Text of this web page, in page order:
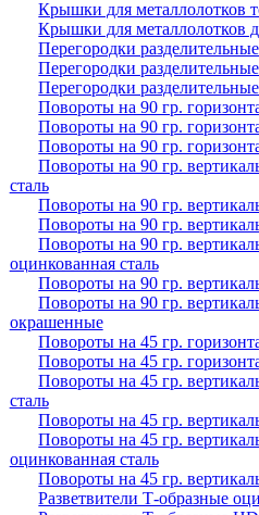
Крышки для металлолотков
Крышки для металлолотков
Перегородки
Перегородки
Перегородки
Повороты на 90 гр.
Повороты на 90 гр.
Повороты на 90 гр.
Повороты на 90 гр.
сталь
Повороты на 90 гр.
Повороты на 90 гр.
Повороты на 90 гр.
оцинкованная сталь
Повороты на 90 гр.
Повороты на 90 гр.
окрашенные
Повороты на 45 гр.
Повороты на 45 гр.
Повороты на 45 гр.
сталь
Повороты на 45 гр.
Повороты на 45 гр.
оцинкованная сталь
Повороты на 45 гр.
Разветвители Т-образные